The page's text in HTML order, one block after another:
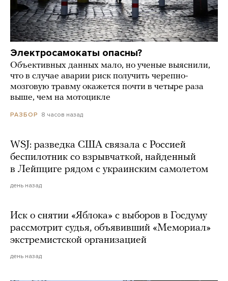
Электросамокаты опасны?
Объективных данных мало, но ученые выяснили,
что в случае аварии риск получить черепно-
мозговую травму окажется почти в четыре раза
выше, чем на мотоцикле
РАЗБОР 8 часов назад
WSJ: разведка США связала с Россией
беспилотник со взрывчаткой, найденный
в Лейпциге рядом с украинским самолетом
день назад
Иск о снятии «Яблока» с выборов в Госдуму
рассмотрит судья, объявивший «Мемориал»
экстремистской организацией
день назад